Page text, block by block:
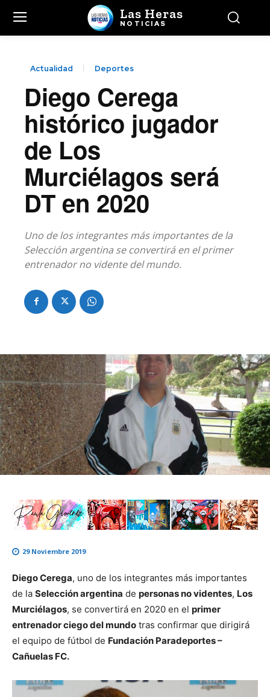
Las Heras
NOTICIAS
Actualidad Deportes
Diego Cerega
histórico jugador
de Los
Murciélagos será
DT en 2020
Uno de los integrantes más importantes de la
Selección argentina se convertirá en el primer
entrenador no vidente del mundo.
29 Noviembre 2019
Diego Cerega, uno de los integrantes más importantes
de la Selección argentina de personas no videntes, Los
Murciélagos, se convertirá en 2020 en el primer
entrenador ciego del mundo tras confirmar que dirigirá
el equipo de fútbol de Fundación Paradeportes –
Cañuelas FC.